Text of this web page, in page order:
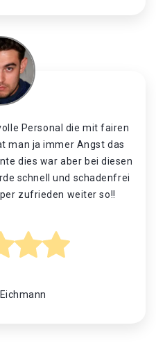
Personal die mit fairen
man ja immer Angst das
dies war aber bei diesen
schnell und schadenfrei
zufrieden weiter so!!